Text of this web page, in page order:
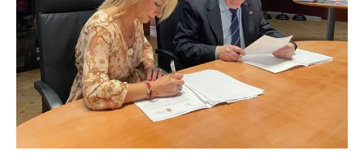
EL
CONVENIO
DE
COLABORACIÓN
PARA